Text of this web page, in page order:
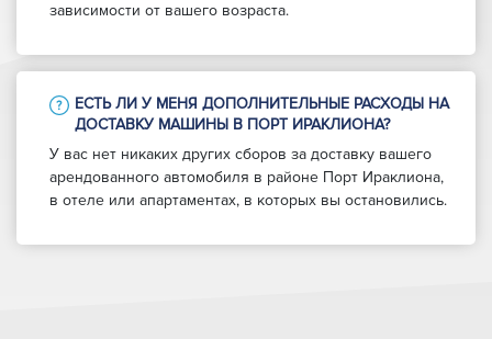
зависимости от вашего возраста.
ЕСТЬ ЛИ У МЕНЯ ДОПОЛНИТЕЛЬНЫЕ РАСХОДЫ НА
ДОСТАВКУ МАШИНЫ В ПОРТ ИРАКЛИОНА?
У вас нет никаких других сборов за доставку вашего
арендованного автомобиля в районе Порт Ираклиона,
в отеле или апартаментах, в которых вы остановились.